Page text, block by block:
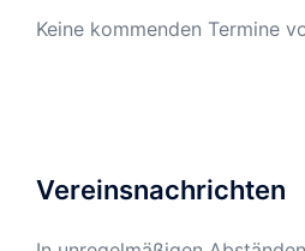
Keine kommenden Termine
Vereinsnachrichten